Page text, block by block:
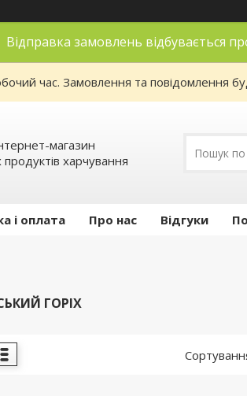
Відправка замовлень відбувається
час. Замовлення та повідомлення
магазин
харчування
і оплата Про нас Відгуки
ГОРІХ